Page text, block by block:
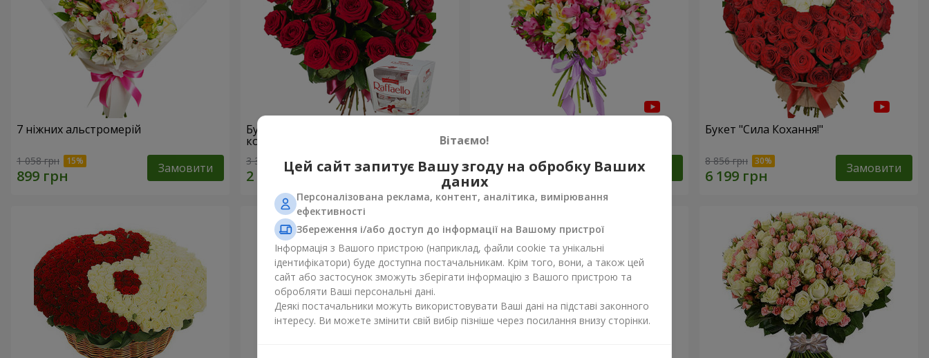
7 ніжних альстромерій
1 058 грн Замовити
Букет "У День народження, з
коханням!"
3 322 грн Замовити 1 510 грн Замовити
Букет "Сила Кохання!"
8 856 грн Замовити
Вітаємо!
Цей сайт запитує Вашу згоду на обробку Ваших
даних
Персоналізована реклама, контент, аналітика, вимірювання
ефективності
Збереження і/або доступ до інформації на Вашому пристрої
Інформація з Вашого пристрою (наприклад, файли cookie та унікальні
ідентифікатори) буде доступна постачальникам. Крім того, вони, а також цей
сайт або застосунок зможуть зберігати інформацію з Вашого пристрою та
обробляти Ваші персональні дані.
Деякі постачальники можуть використовувати Ваші дані на підставі законного
інтересу. Ви можете змінити свій вибір пізніше через посилання внизу сторінки.